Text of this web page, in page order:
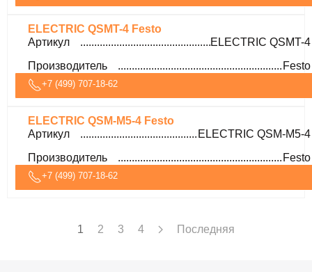
ELECTRIC QSMT-4 Festo
Артикул
ELECTRIC QSMT-4
Производитель
Festo
+7 (499) 707-18-62
ELECTRIC QSM-M5-4 Festo
Артикул
ELECTRIC QSM-M5-4
Производитель
Festo
+7 (499) 707-18-62
1 2 3 4 Последняя